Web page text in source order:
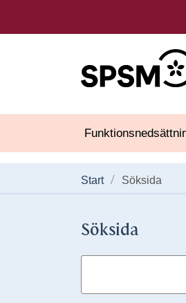
Start Söksida
Söksida